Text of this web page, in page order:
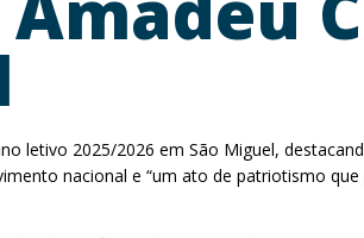
letivo 2025/2026 em São Miguel,
nacional e “um ato de patriotismo